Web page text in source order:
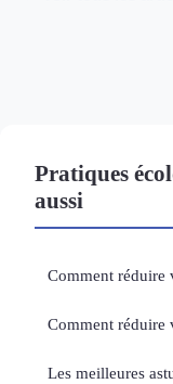
Pratiques
aussi
Comment réduire
Comment réduire
Les meilleures